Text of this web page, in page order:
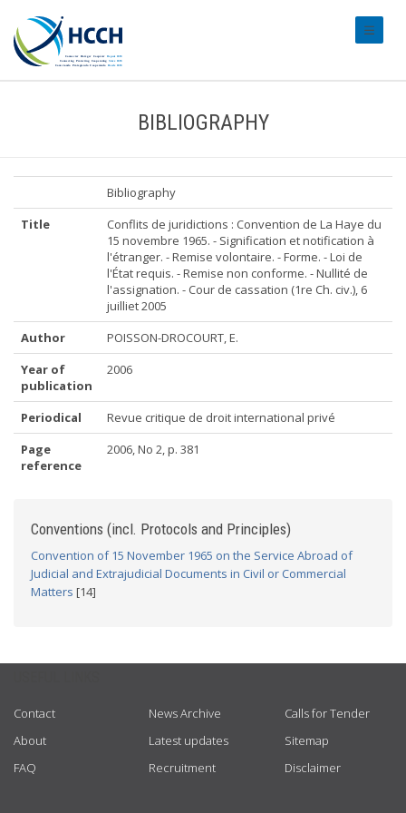
BIBLIOGRAPHY
Bibliography
Title
Conflits de juridictions : Convention de La Haye du
15 novembre 1965. - Signification et notification à
l'étranger. - Remise volontaire. - Forme. - Loi de
l'État requis. - Remise non conforme. - Nullité de
l'assignation. - Cour de cassation (1re Ch. civ.), 6
juilliet 2005
Author
POISSON-DROCOURT, E.
Year of
publication
2006
Periodical
Revue critique de droit international privé
Page
reference
2006, No 2, p. 381
Conventions (incl. Protocols and Principles)
Convention of 15 November 1965 on the Service Abroad of
Judicial and Extrajudicial Documents in Civil or Commercial
Matters [14]
Contact
About
FAQ
News Archive
Latest updates
Recruitment
Calls for Tender
Sitemap
Disclaimer